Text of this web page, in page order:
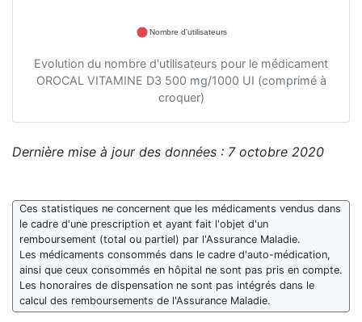
Nombre d'utilisateurs
Evolution du nombre d'utilisateurs pour le médicament
OROCAL VITAMINE D3 500 mg/1000 UI (comprimé à
croquer)
Dernière mise à jour des données : 7 octobre 2020
Ces statistiques ne concernent que les médicaments vendus dans
le cadre d'une prescription et ayant fait l'objet d'un
remboursement (total ou partiel) par l'Assurance Maladie.
Les médicaments consommés dans le cadre d'auto-médication,
ainsi que ceux consommés en hôpital ne sont pas pris en compte.
Les honoraires de dispensation ne sont pas intégrés dans le
calcul des remboursements de l'Assurance Maladie.